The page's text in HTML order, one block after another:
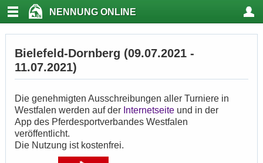
NENNUNG ONLINE
Bielefeld-Dornberg (09.07.2021 -
11.07.2021)
Die genehmigten Ausschreibungen aller Turniere in
Westfalen werden auf der Internetseite und in der
App des Pferdesportverbandes Westfalen
veröffentlicht.
Die Nutzung ist kostenfrei.